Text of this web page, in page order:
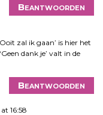
Beantwoorden
zal ik gaan’ is hier het
dank je’ valt in de
Beantwoorden
16:58